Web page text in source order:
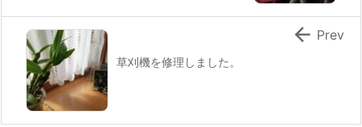
草刈機を修理しました。
 Prev